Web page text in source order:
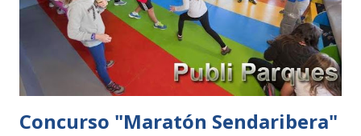
esta especie en Europa entre los miembros pertenecientes
a EAZA (Asociación Europea de Zoos y Acuarios) cuyo
principal propósito es contribuir a la reproducción y
conservación de las cuatro subespecies de chimpancé...
Concurso "Maratón Sendaribera"